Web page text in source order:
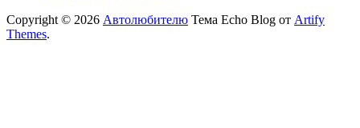
Copyright © 2026 Автолюбителю Тема Echo Blog от Artify
Themes.